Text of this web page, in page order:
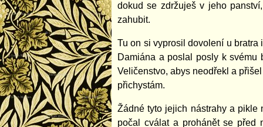
dokud se zdržuješ v jeho
zahubit.
Tu on si vyprosil dovolení u
Damiána a poslal posly k svému
Veličenstvo, abys neodřekl a
přichystám.
Žádné tyto jejich nástrahy a pikle
počal cválat a prohánět se